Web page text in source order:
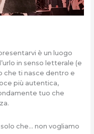
è un luogo
in senso letterale (e
che ti nasce dentro e
più autentica,
tuo che
solo che… non vogliamo